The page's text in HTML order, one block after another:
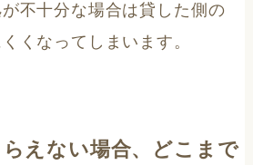
不十分な場合は貸した側の
くなってしまいます。
えない場合、どこまで